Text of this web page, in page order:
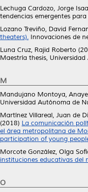
Lechuga Cardozo, Jorge
tendencias emergentes
Lozano Treviño, David
theaters). Innovaciones de
Luna Cruz, Rajid Roberto
Maestría thesis,
M
Mandujano Montoya,
Universidad Autónoma de
Martínez Villareal, Juan de
(2018) La comunicación
el área metropolitana de
participation of young
Morcote González, Olga
instituciones educativas del
O